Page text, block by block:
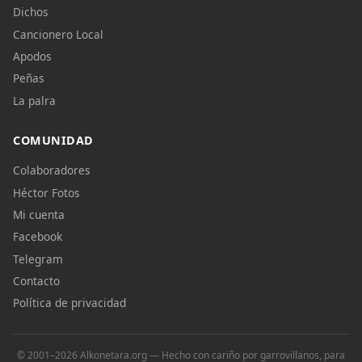
Dichos
Cancionero Local
Apodos
Peñas
La palra
COMUNIDAD
Colaboradores
Héctor Fotos
Mi cuenta
Facebook
Telegram
Contacto
Política de privacidad
© 2001–2026 Alkonetara.org — Hecho con cariño por garrovillanos, para